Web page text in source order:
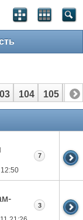
рекламы
104 105 106
12:50
7
3